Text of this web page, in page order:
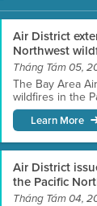
Air District
Northwest
Tháng Tám 05,
The Bay Area
wildfires in the
Learn More
Air District
the Pacific
Tháng Tám 04,